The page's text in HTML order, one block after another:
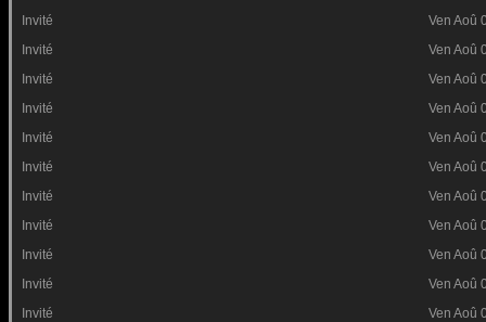
Invité
Ven Aoû
Invité
Ven Aoû
Invité
Ven Aoû
Invité
Ven Aoû
Invité
Ven Aoû
Invité
Ven Aoû
Invité
Ven Aoû
Invité
Ven Aoû
Invité
Ven Aoû
Invité
Ven Aoû
Invité
Ven Aoû